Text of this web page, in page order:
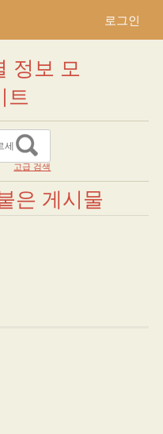
로그인
정보 모
트
고급 검색
은 게시물